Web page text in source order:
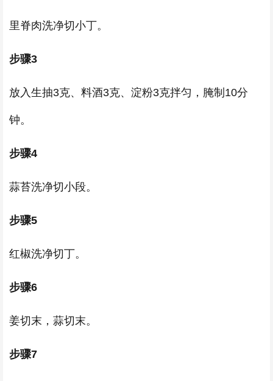
里脊肉洗净切小丁。
步骤3
放入生抽3克、料酒3克、淀粉3克拌匀，腌制10分
钟。
步骤4
蒜苔洗净切小段。
步骤5
红椒洗净切丁。
步骤6
姜切末，蒜切末。
步骤7